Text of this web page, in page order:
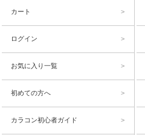
カート
ログイン
お気に入り一覧
初めての方へ
カラコン初心者ガイド